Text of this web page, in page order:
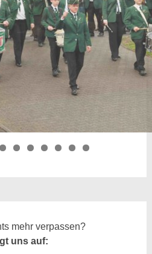
mehr verpassen?
uns auf: